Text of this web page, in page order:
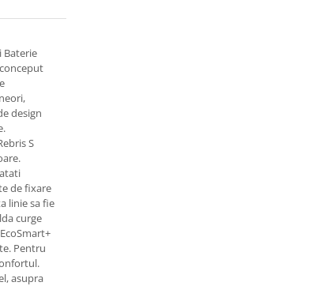
Baterie
design
S
de fixare
linie sa fie
curge
Pentru
asupra